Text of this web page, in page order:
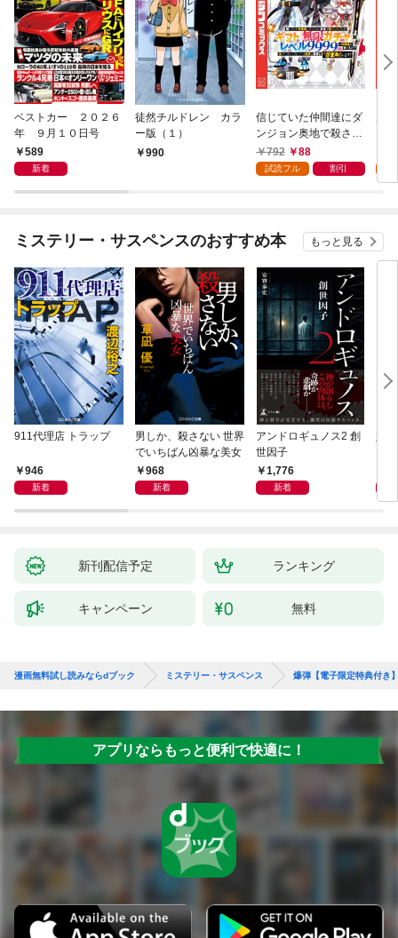
ベストカー ２０２６
年 ９月１０日号
589
新着
徒然チルドレン カラ
ー版（１）
990
信じていた仲間達にダ
ンジョン奥地で殺され
かけたがギフト『無限
ガチャ』でレベル９９
『ざまぁ！』します！
（１）
792 88
試読フル 割引
ミステリー・サスペンスのおすすめ本 もっと見る
911代理店 トラップ
946
新着
男しか、殺さない 世界
でいちばん凶暴な美女
968
新着
アンドロギュノス2 創
世因子
1,776
新着
姐
新刊配信予定 ランキング
キャンペーン 無料
漫画無料試し読みならdブック ミステリー・サスペンス 爆弾【電子限定特典付き
アプリならもっと便利で快適に！